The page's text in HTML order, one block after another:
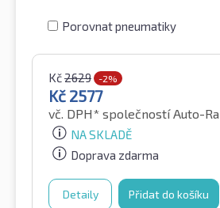
Porovnat pneumatiky
Kč2629 -2%
Kč 2577
vč. DPH* společností Auto-
NA SKLADĚ
Doprava zdarma
Detaily Přidat do košíku